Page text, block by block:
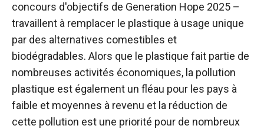
concours d'objectifs de Generation Hope 2025 –
travaillent à remplacer le plastique à usage unique
par des alternatives comestibles et
biodégradables. Alors que le plastique fait partie de
nombreuses activités économiques, la pollution
plastique est également un fléau pour les pays à
faible et moyennes à revenu et la réduction de
cette pollution est une priorité pour de nombreux